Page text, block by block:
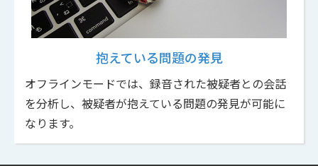
抱えている問題の発見
オフラインモードでは、録音された被疑者との会話
を分析し、被疑者が抱えている問題の発見が可能に
なります。